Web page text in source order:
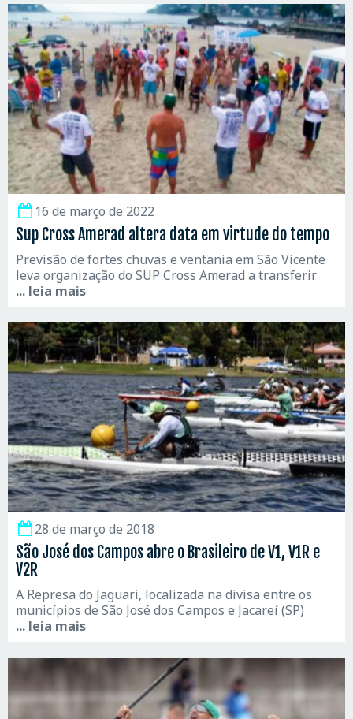
16 de março de 2022
Sup Cross Amerad altera data em virtude do tempo
Previsão de fortes chuvas e ventania em São Vicente
leva organização do SUP Cross Amerad a transferir
... leia mais
28 de março de 2018
São José dos Campos abre o Brasileiro de V1, V1R e
V2R
A Represa do Jaguari, localizada na divisa entre os
municípios de São José dos Campos e Jacareí (SP)
... leia mais